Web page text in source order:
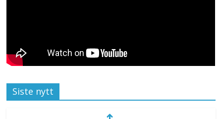
Siste nytt